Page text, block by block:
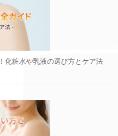
化粧水や乳液の選び方とケア法